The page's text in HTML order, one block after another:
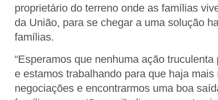
proprietário do terreno onde as famílias
da União, para se chegar a uma solução
famílias.
“Esperamos que nenhuma ação
e estamos trabalhando para que haja mais
negociações e encontrarmos uma boa